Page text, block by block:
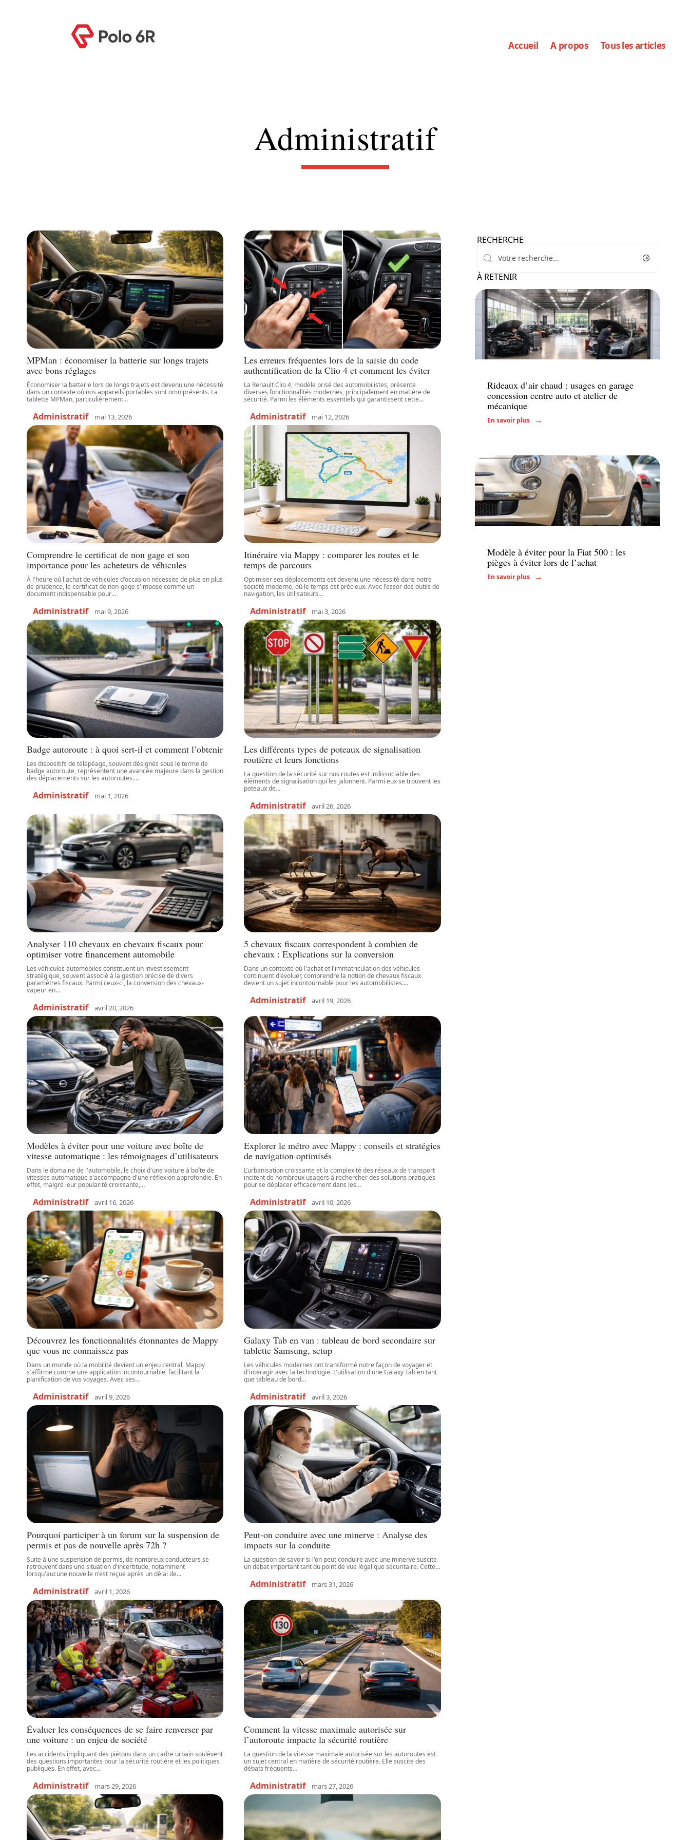
Accueil A propos Tous les articles
Administratif
MPMan : économiser la batterie sur longs trajets
avec bons réglages
Économiser la batterie lors de longs trajets est devenu une nécessité
dans un contexte où nos appareils portables sont omniprésents. La
tablette MPMan, particulièrement…
Administratif mai 13, 2026
Les erreurs fréquentes lors de la saisie du code
authentification de la Clio 4 et comment les éviter
La Renault Clio 4, modèle prisé des automobilistes, présente
diverses fonctionnalités modernes, principalement en matière de
sécurité. Parmi les éléments essentiels qui garantissent cette…
Administratif mai 12, 2026
Comprendre le certificat de non gage et son
importance pour les acheteurs de véhicules
À l'heure où l'achat de véhicules d'occasion nécessite de plus en plus
de prudence, le certificat de non-gage s'impose comme un
document indispensable pour…
Administratif mai 9, 2026
Itinéraire via Mappy : comparer les routes et le
temps de parcours
Optimiser ses déplacements est devenu une nécessité dans notre
société moderne, où le temps est précieux. Avec l'essor des outils de
navigation, les utilisateurs…
Administratif mai 3, 2026
Badge autoroute : à quoi sert-il et comment l’obtenir
Les dispositifs de télépéage, souvent désignés sous le terme de
badge autoroute, représentent une avancée majeure dans la gestion
des déplacements sur les autoroutes.…
Administratif mai 1, 2026
Les différents types de poteaux de signalisation
routière et leurs fonctions
La question de la sécurité sur nos routes est indissociable des
éléments de signalisation qui les jalonnent. Parmi eux se trouvent les
poteaux de…
Administratif avril 26, 2026
Analyser 110 chevaux en chevaux fiscaux pour
optimiser votre financement automobile
Les véhicules automobiles constituent un investissement
stratégique, souvent associé à la gestion précise de divers
paramètres fiscaux. Parmi ceux-ci, la conversion des chevaux-
vapeur en…
Administratif avril 20, 2026
5 chevaux fiscaux correspondent à combien de
chevaux : Explications sur la conversion
Dans un contexte où l'achat et l'immatriculation des véhicules
continuent d'évoluer, comprendre la notion de chevaux fiscaux
devient un sujet incontournable pour les automobilistes.…
Administratif avril 19, 2026
Modèles à éviter pour une voiture avec boîte de
vitesse automatique : les témoignages d’utilisateurs
Dans le domaine de l'automobile, le choix d'une voiture à boîte de
vitesses automatique s'accompagne d'une réflexion approfondie. En
effet, malgré leur popularité croissante,…
Administratif avril 16, 2026
Explorer le métro avec Mappy : conseils et stratégies
de navigation optimisés
L’urbanisation croissante et la complexité des réseaux de transport
incitent de nombreux usagers à rechercher des solutions pratiques
pour se déplacer efficacement dans les…
Administratif avril 10, 2026
Découvrez les fonctionnalités étonnantes de Mappy
que vous ne connaissez pas
Dans un monde où la mobilité devient un enjeu central, Mappy
s'affirme comme une application incontournable, facilitant la
planification de vos voyages. Avec ses…
Administratif avril 9, 2026
Galaxy Tab en van : tableau de bord secondaire sur
tablette Samsung, setup
Les véhicules modernes ont transformé notre façon de voyager et
d'interagir avec la technologie. L'utilisation d'une Galaxy Tab en tant
que tableau de bord…
Administratif avril 3, 2026
Pourquoi participer à un forum sur la suspension de
permis et pas de nouvelle après 72h ?
Suite à une suspension de permis, de nombreux conducteurs se
retrouvent dans une situation d'incertitude, notamment
lorsqu'aucune nouvelle n'est reçue après un délai de…
Administratif avril 1, 2026
Peut-on conduire avec une minerve : Analyse des
impacts sur la conduite
La question de savoir si l'on peut conduire avec une minerve suscite
un débat important tant du point de vue légal que sécuritaire. Cette…
Administratif mars 31, 2026
Évaluer les conséquences de se faire renverser par
une voiture : un enjeu de société
Les accidents impliquant des piétons dans un cadre urbain soulèvent
des questions importantes pour la sécurité routière et les politiques
publiques. En effet, avec…
Administratif mars 29, 2026
Comment la vitesse maximale autorisée sur
l’autoroute impacte la sécurité routière
La question de la vitesse maximale autorisée sur les autoroutes est
un sujet central en matière de sécurité routière. Elle suscite des
débats fréquents…
Administratif mars 27, 2026
RECHERCHE
À RETENIR
Voiture
Rideaux d’air chaud : usages en garage
concession centre auto et atelier de
mécanique
En savoir plus
Voiture
Modèle à éviter pour la Fiat 500 : les
pièges à éviter lors de l’achat
En savoir plus